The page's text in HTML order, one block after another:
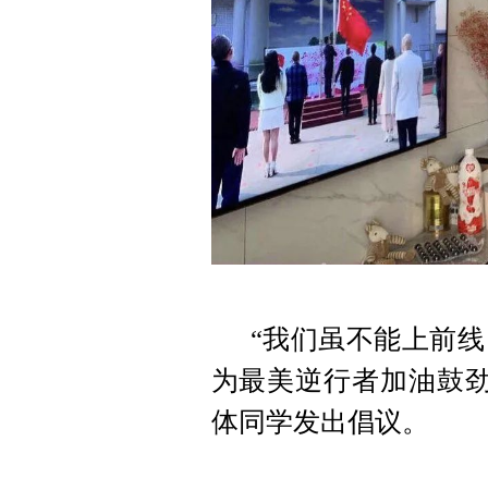
“我们虽不能上前
为最美逆行者加油鼓
体同学发出倡议。